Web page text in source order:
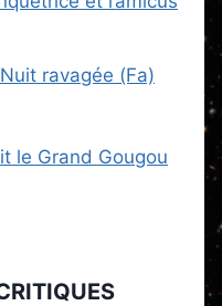
ravagée (Fa)
le Grand Gougou